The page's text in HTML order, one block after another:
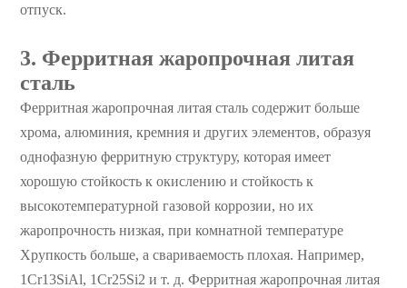
отпуск.
3. Ферритная жаропрочная литая
сталь
Ферритная жаропрочная литая сталь содержит больше
хрома, алюминия, кремния и других элементов, образуя
однофазную ферритную структуру, которая имеет
хорошую стойкость к окислению и стойкость к
высокотемпературной газовой коррозии, но их
жаропрочность низкая, при комнатной температуре
Хрупкость больше, а свариваемость плохая. Например,
1Cr13SiAl, 1Cr25Si2 и т. д. Ферритная жаропрочная литая